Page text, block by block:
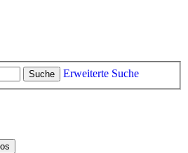
Suche
Erweiterte Suche